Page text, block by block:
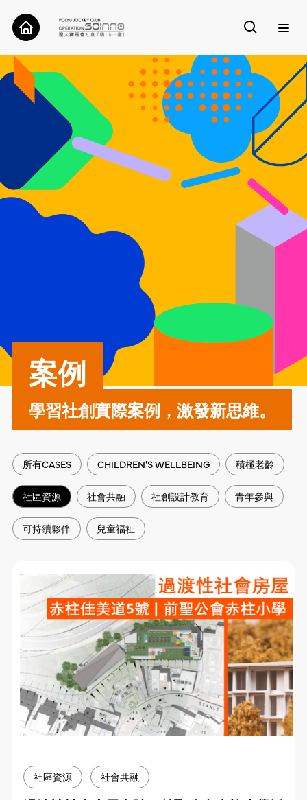
關於我們
案例
工具
研究
聯絡我們
案例
學習社創實際案例，激發新思維。
所有CASES CHILDREN'S WELLBEING 積極老齡
社區資源 社會共融 社創設計教育 青年參與
可持續夥伴 兒童福祉
社區資源 社會共融